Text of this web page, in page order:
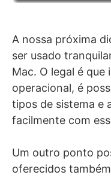
A nossa próxima
ser usado
Mac. O legal é que
operacional, é
tipos de sistema e
facilmente com
Um outro ponto
oferecidos